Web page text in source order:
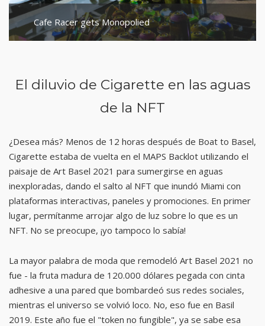
Cafe Racer gets Monopolied
El diluvio de Cigarette en las aguas
de la NFT
¿Desea más? Menos de 12 horas después de Boat to Basel,
Cigarette estaba de vuelta en el MAPS Backlot utilizando el
paisaje de Art Basel 2021 para sumergirse en aguas
inexploradas, dando el salto al NFT que inundó Miami con
plataformas interactivas, paneles y promociones. En primer
lugar, permítanme arrojar algo de luz sobre lo que es un
NFT. No se preocupe, ¡yo tampoco lo sabía!
La mayor palabra de moda que remodeló Art Basel 2021 no
fue - la fruta madura de 120.000 dólares pegada con cinta
adhesive a una pared que bombardeó sus redes sociales,
mientras el universo se volvió loco. No, eso fue en Basil
2019. Este año fue el "token no fungible", ya se sabe esa